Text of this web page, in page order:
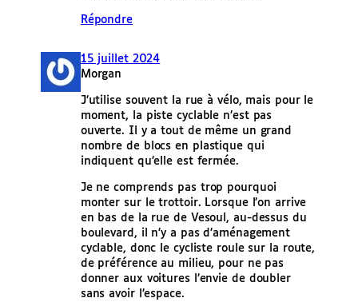
Répondre
15 juillet 2024
Morgan
J’utilise souvent la rue à vélo, mais pour le
moment, la piste cyclable n’est pas
ouverte. Il y a tout de même un grand
nombre de blocs en plastique qui
indiquent qu’elle est fermée.
Je ne comprends pas trop pourquoi
monter sur le trottoir. Lorsque l’on arrive
en bas de la rue de Vesoul, au-dessus du
boulevard, il n’y a pas d’aménagement
cyclable, donc le cycliste roule sur la route,
de préférence au milieu, pour ne pas
donner aux voitures l’envie de doubler
sans avoir l’espace.